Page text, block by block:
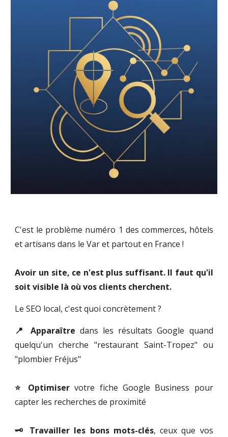
C'est le problème numéro 1 des commerces, hôtels
et artisans dans le Var et partout en France !
Avoir un site, ce n'est plus suffisant. Il faut qu'il
soit visible là où vos clients cherchent.
Le SEO local, c'est quoi concrètement ?
📍 Apparaître dans les résultats Google quand
quelqu'un cherche "restaurant Saint-Tropez" ou
"plombier Fréjus"
⭐ Optimiservotre fiche Google Business pour
capter les recherches de proximité
🗝️ Travailler les bons mots-clés, ceux que vos